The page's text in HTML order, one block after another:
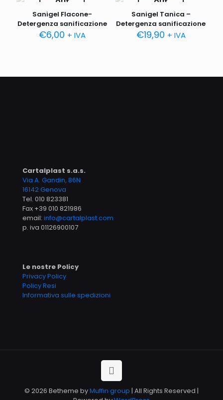
Sanigel Flacone-
Detergenza sanificazione
€6,00 + IVA
Sanigel Tanica –
Detergenza sanificazione
€19,90 + IVA
Cartalplast s.a.s.
Via A. Gandin, 86N
16142 Genova
Tel. 010 823381
Fax +39 010 821986
email: info@cartalplast.com
p. iva 01126900107
Le nostre Policy
Privacy Policy
Policy Resi
Informativa sulle spedizioni
© 2026 Betheme byMuffin group | All Rights Reserved |